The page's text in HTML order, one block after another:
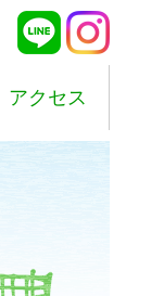
アクセス